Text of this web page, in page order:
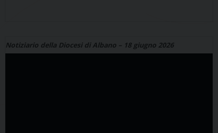
Notiziario della Diocesi di Albano – 18 giugno 2026